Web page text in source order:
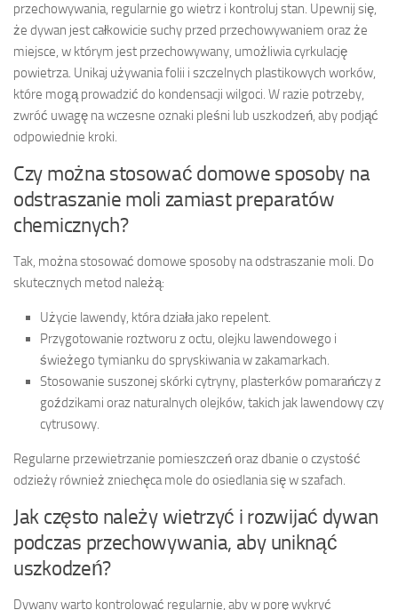
przechowywania, regularnie go wietrz i kontroluj stan. Upewnij się,
że dywan jest całkowicie suchy przed przechowywaniem oraz że
miejsce, w którym jest przechowywany, umożliwia cyrkulację
powietrza. Unikaj używania folii i szczelnych plastikowych worków,
które mogą prowadzić do kondensacji wilgoci. W razie potrzeby,
zwróć uwagę na wczesne oznaki pleśni lub uszkodzeń, aby podjąć
odpowiednie kroki.
Czy można stosować domowe sposoby na
odstraszanie moli zamiast preparatów
chemicznych?
Tak, można stosować domowe sposoby na odstraszanie moli. Do
skutecznych metod należą:
Użycie lawendy, która działa jako repelent.
Przygotowanie roztworu z octu, olejku lawendowego i
świeżego tymianku do spryskiwania w zakamarkach.
Stosowanie suszonej skórki cytryny, plasterków pomarańczy z
goździkami oraz naturalnych olejków, takich jak lawendowy czy
cytrusowy.
Regularne przewietrzanie pomieszczeń oraz dbanie o czystość
odzieży również zniechęca mole do osiedlania się w szafach.
Jak często należy wietrzyć i rozwijać dywan
podczas przechowywania, aby uniknąć
uszkodzeń?
Dywany warto kontrolować regularnie, aby w porę wykryć